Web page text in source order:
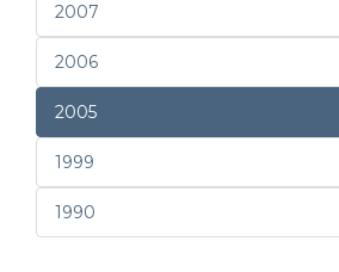
2007
2006
2005
1999
1990